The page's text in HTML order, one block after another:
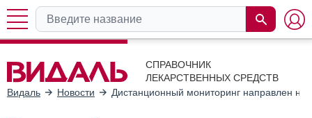
СПРАВОЧНИК
ЛЕКАРСТВЕННЫХ СРЕДСТВ
Видаль
Новости Дистанционный мониторинг направлен